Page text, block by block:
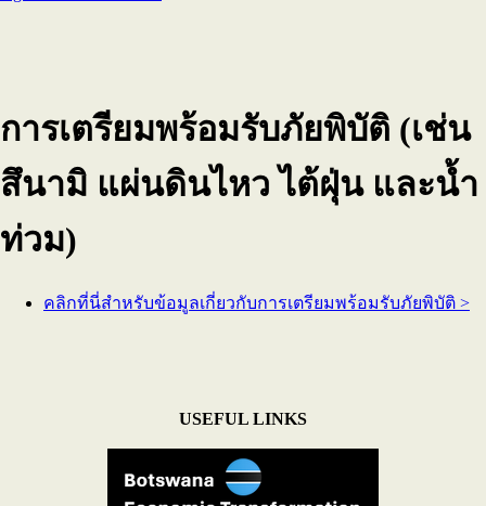
การเตรียมพร้อมรับภัยพิบัติ (เช่น
สึนามิ แผ่นดินไหว ไต้ฝุ่น และน้ำ
ท่วม)
คลิกที่นี่สำหรับข้อมูลเกี่ยวกับการเตรียมพร้อมรับภัยพิบัติ >
USEFUL LINKS